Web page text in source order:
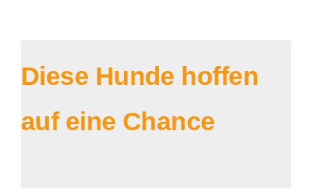
Diese Hunde hoffen
auf eine Chance